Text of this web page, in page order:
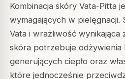
Kombinacja skóry Vata-Pitta
wymagających w pielęgnacji.
Vata i wrażliwość wynikająca
skóra potrzebuje odżywienia
generujących ciepło oraz
które jednocześnie